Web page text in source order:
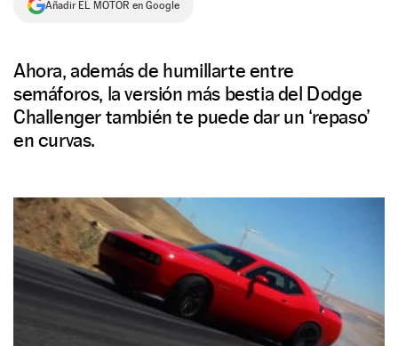
SÍGUENOS
Añadir EL MOTOR en Google
Ahora, además de humillarte entre
semáforos, la versión más bestia del Dodge
Challenger también te puede dar un ‘repaso’
en curvas.